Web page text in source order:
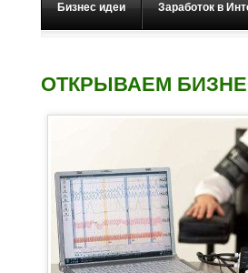
Бизнес идеи Заработок в
ОТКРЫВАЕМ